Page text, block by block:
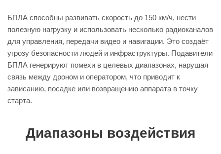
БПЛА способны развивать скорость до 150 км/ч, нести
полезную нагрузку и использовать несколько радиоканалов
для управления, передачи видео и навигации. Это создаёт
угрозу безопасности людей и инфраструктуры. Подавители
БПЛА генерируют помехи в целевых диапазонах, нарушая
связь между дроном и оператором, что приводит к
зависанию, посадке или возвращению аппарата в точку
старта.
Диапазоны воздействия